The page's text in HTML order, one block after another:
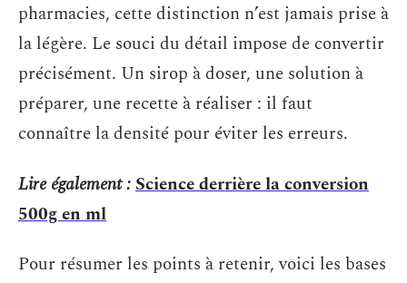
pharmacies, cette distinction n’est jamais prise à
la légère. Le souci du détail impose de convertir
précisément. Un sirop à doser, une solution à
préparer, une recette à réaliser : il faut
connaître la densité pour éviter les erreurs.
Lire également :Science derrière la conversion
500g en ml
Pour résumer les points à retenir, voici les bases